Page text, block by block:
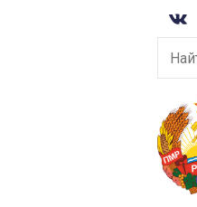
Найти
на
сайте: